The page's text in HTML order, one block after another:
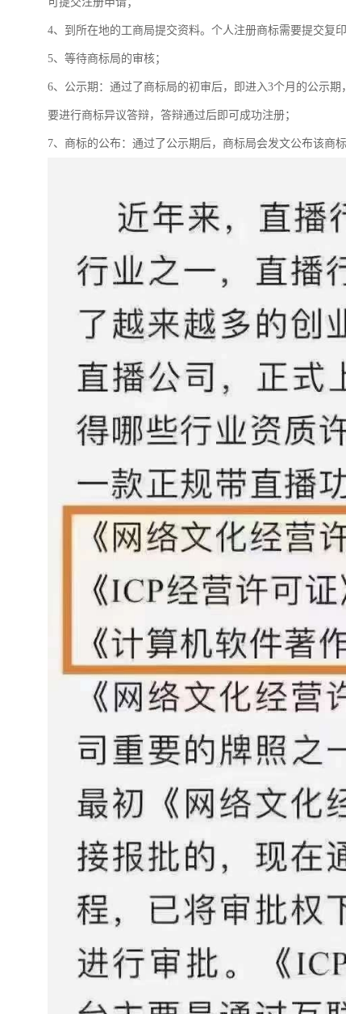
4、到所在地的工商局提交资料。个人注册商标需要提交复
5、等待商标局的审核；
6、公示期：通过了商标局的初审后，即进入3个月的公示
要进行商标异议答辩，答辩通过后即可成功注册；
7、商标的公布：通过了公示期后，商标局会发文公布该商